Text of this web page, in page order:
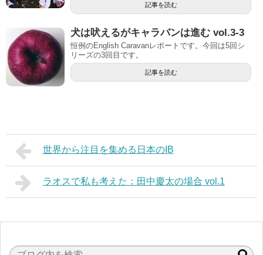
記事を読む
犬は吠えるがキャラバンは進む vol.3-3
恒例のEnglish Caravanレポートです。今回は5回シ
リーズの3回目です。
記事を読む
世界から注目を集める日本のIB
ラオスで私も考えた：田中慶太の場合 vol.1